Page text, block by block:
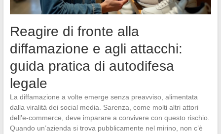
Reagire di fronte alla
diffamazione e agli attacchi:
guida pratica di autodifesa
legale
La diffamazione a volte emerge senza preavviso, alimentata
dalla viralità dei social media. Sarenza, come molti altri attori
dell’e-commerce, deve imparare a convivere con questo rischio.
Quando un’azienda si trova pubblicamente nel mirino, non c’è